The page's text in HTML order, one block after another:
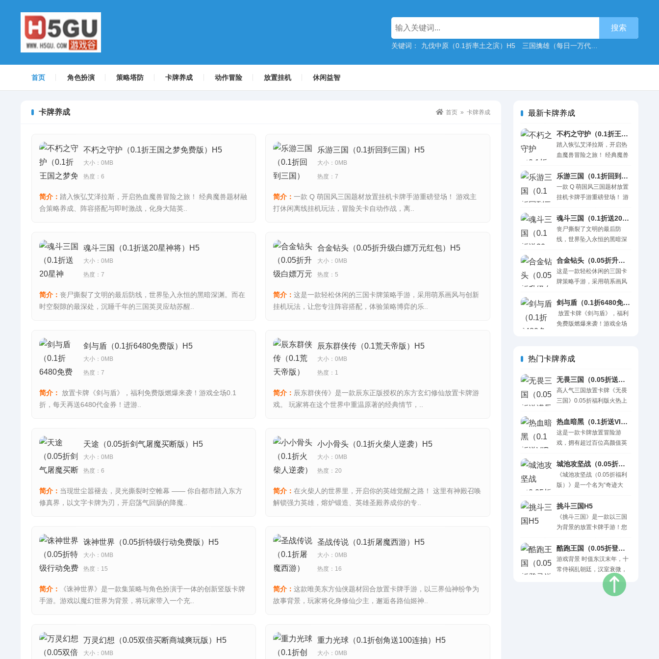
关键词： 九伐中原（0.1折率土之滨）H5 三国擒雄（每日一万代金0.1折）H5
首页 角色扮演 策略塔防 卡牌养成 动作冒险 放置挂机 休闲益智
最新卡牌养成
不朽之守护（0.1折王国之梦免费版）H5
踏入恢弘艾泽拉斯，开启热
血魔兽冒险之旅！ 经典魔兽
配与即时激战，化身大陆英..
乐游三国（0.1折回到三国）H5
一款 Q 萌国风三国题材放置
挂机卡牌手游重磅登场！ 游
冒险关卡自动作战，离..
魂斗三国（0.1折送20星神将）H5
丧尸撕裂了文明的最后防
线，世界坠入永恒的黑暗深
处，沉睡千年的三国英灵应
劫苏醒..
合金钻头（0.05折升级白嫖万元红包）H5
这是一款轻松休闲的三国卡
牌策略手游，采用萌系画风
阵容搭配，体验策略博弈的
乐..
剑与盾（0.1折6480免费版）H5
放置卡牌《剑与盾》，福利
免费版燃爆来袭！游戏全场
热门卡牌养成
无畏三国（0.05折送满星魔将）H5
高人气三国放置卡牌《无畏
三国》0.05折福利版火热上
助你轻松大杀四方！再送..·热血暗黑（0.1折送VIP十万钻石）H5
这是一款卡牌放置冒险游
戏，拥有超过百位高颜值英
大乱斗!萌娘、御姐、萝莉、
帅..·
城池攻坚战（0.05折福利版）H5
《城池攻坚战（0.05折福利
版）》是一个名为“奇迹大
精灵、兽人、矮人等种..·
挑斗三国H5
《挑斗三国》是一款以三国
为背景的放置卡牌手游！您
武将，组建无敌阵容，体验
原..·
酷跑王国（0.05折登录送万充）H5
游戏背景 时值东汉末年，十
常侍祸乱朝廷，汉室衰微，
民不聊生。张角得于吉所赠
的太平经，以“苍天已死，..·
卡牌养成 首页 »卡牌养成
不朽之守护（0.1折王国之梦免费版）H5
大小：0MB
热度：6
简介： 踏入恢弘艾泽拉斯，开启热血魔兽冒险之旅！ 经典魔兽题材融
合策略养成、阵容搭配与即时激战，化身大陆英..
乐游三国（0.1折回到三国）H5
大小：0MB
热度：7
简介：一款 Q 萌国风三国题材放置挂机卡牌手游重磅登场！ 游戏主
打休闲离线挂机玩法，冒险关卡自动作战，离..
魂斗三国（0.1折送20星神将）H5
大小：0MB
热度：7
简介： 丧尸撕裂了文明的最后防线，世界坠入永恒的黑暗深渊。而在
时空裂隙的最深处，沉睡千年的三国英灵应劫苏醒..
合金钻头（0.05折升级白嫖万元红包）H5
大小：0MB
热度：5
简介：这是一款轻松休闲的三国卡牌策略手游，采用萌系画风与创新
挂机玩法，让您专注阵容搭配，体验策略博弈的乐..
剑与盾（0.1折6480免费版）H5
大小：0MB
热度：7
简介：
放置卡牌《剑与盾》，福利免费版燃爆来袭！游戏全场0.1
折，每天再送6480代金券！进游..
辰东群侠传（0.1荒天帝版）H5
大小：0MB
热度：1
简介： 辰东群侠传》是一款辰东正版授权的东方玄幻修仙放置卡牌游
戏。 玩家将在这个世界中重温原著的经典情节，..
天途（0.05折剑气屠魔买断版）H5
大小：0MB
热度：6
简介： 当现世尘嚣褪去，灵光撕裂时空帷幕 —— 你自都市踏入东方
修真界，以文字卡牌为刃，开启荡气回肠的降魔..
小小骨头（0.1折火柴人逆袭）H5
大小：0MB
热度：20
简介：在火柴人的世界里，开启你的英雄觉醒之路！ 这里有神殿召唤
解锁强力英雄，熔炉锻造、英雄圣殿养成你的专..
诛神世界（0.05折特级行动免费版）H5
大小：0MB
热度：15
简介：
《诛神世界》是一款集策略与角色扮演于一体的创新竖版卡牌
手游。游戏以魔幻世界为背景，将玩家带入一个充..
圣战传说（0.1折屠魔西游）H5
大小：0MB
热度：16
简介：这款唯美东方仙侠题材回合放置卡牌手游，以三界仙神纷争为
故事背景，玩家将化身修仙少主，邂逅各路仙姬神..
万灵幻想（0.05双倍买断商城爽玩版）H5
大小：0MB
重力光球（0.1折创角送100连抽）H5
大小：0MB